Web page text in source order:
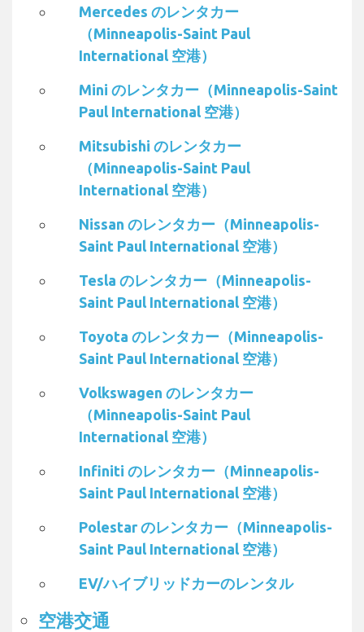
Mercedes のレンタカー
（Minneapolis-Saint Paul
International 空港）
Mini のレンタカー（Minneapolis-Saint
Paul International 空港）
Mitsubishi のレンタカー
（Minneapolis-Saint Paul
International 空港）
Nissan のレンタカー（Minneapolis-
Saint Paul International 空港）
Tesla のレンタカー（Minneapolis-
Saint Paul International 空港）
Toyota のレンタカー（Minneapolis-
Saint Paul International 空港）
Volkswagen のレンタカー
（Minneapolis-Saint Paul
International 空港）
Infiniti のレンタカー（Minneapolis-
Saint Paul International 空港）
Polestar のレンタカー（Minneapolis-
Saint Paul International 空港）
EV/ハイブリッドカーのレンタル
空港交通